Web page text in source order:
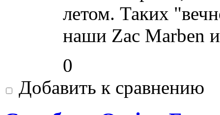
летом. Таких
наши Zac Marben
0
Добавить к сравнению